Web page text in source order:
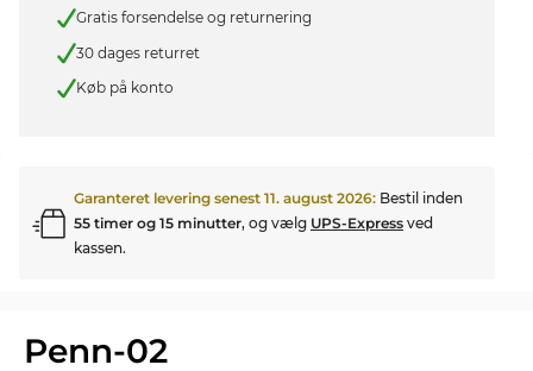
Gratis forsendelse og returnering
30 dages returret
Køb på konto
Garanteret levering senest 11. august 2026: Bestil inden
55 timer og 15 minutter, og vælg UPS-Express ved
kassen.
Penn-02